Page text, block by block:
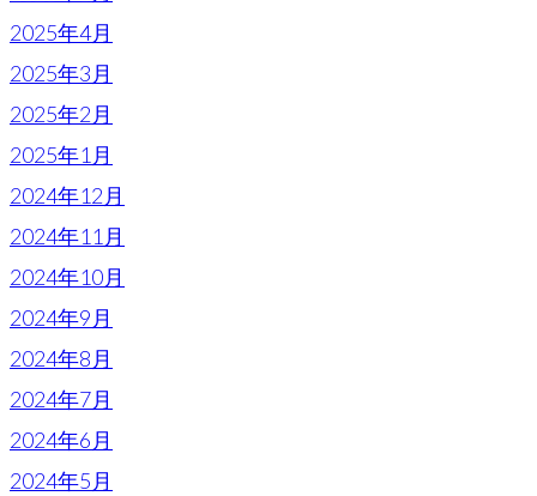
2025年4月
2025年3月
2025年2月
2025年1月
2024年12月
2024年11月
2024年10月
2024年9月
2024年8月
2024年7月
2024年6月
2024年5月